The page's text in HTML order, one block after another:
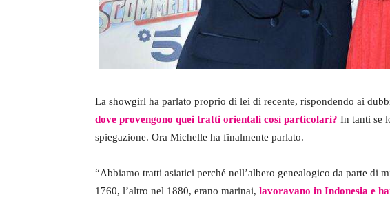
La showgirl ha parlato proprio di lei di recente, rispondendo ai
dove provengono quei tratti orientali così particolari? In tanti se
spiegazione. Ora Michelle ha finalmente parlato.
“Abbiamo tratti asiatici perché nell’albero genealogico da parte di
1760, l’altro nel 1880, erano marinai, lavoravano in Indonesia e